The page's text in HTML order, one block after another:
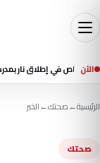
الآن
الرئيسية←صحتك←الخبر
صحتك